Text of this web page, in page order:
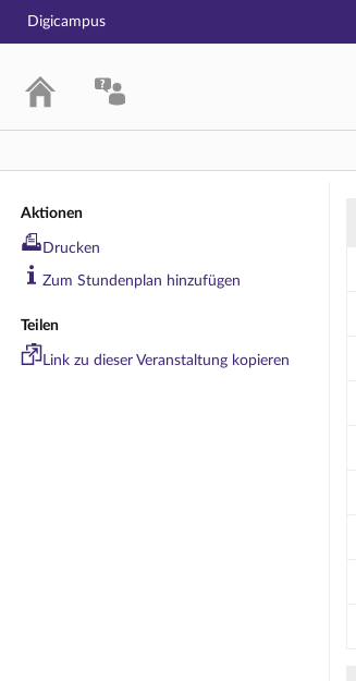
Digicampus
Aktionen
Drucken
Zum Stundenplan hinzufügen
Teilen
Link zu dieser Veranstaltung kopieren